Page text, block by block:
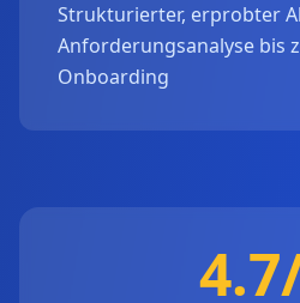
Strukturierter, erprobter
Anforderungsanalyse bis
Onboarding